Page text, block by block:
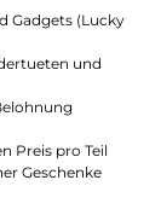
Gadgets (Lucky
und
Preis pro Teil
Geschenke